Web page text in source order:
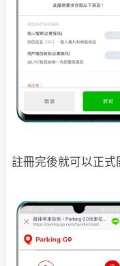
註冊完後就可以正式